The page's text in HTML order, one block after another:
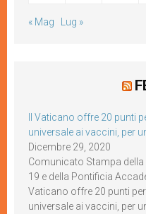
« Mag Lug »
Il Vaticano offre 20 punti
universale ai vaccini, per
Dicembre 29, 2020
Comunicato Stampa
19 e della Pontificia
Vaticano offre 20 punti
universale ai vaccini, per